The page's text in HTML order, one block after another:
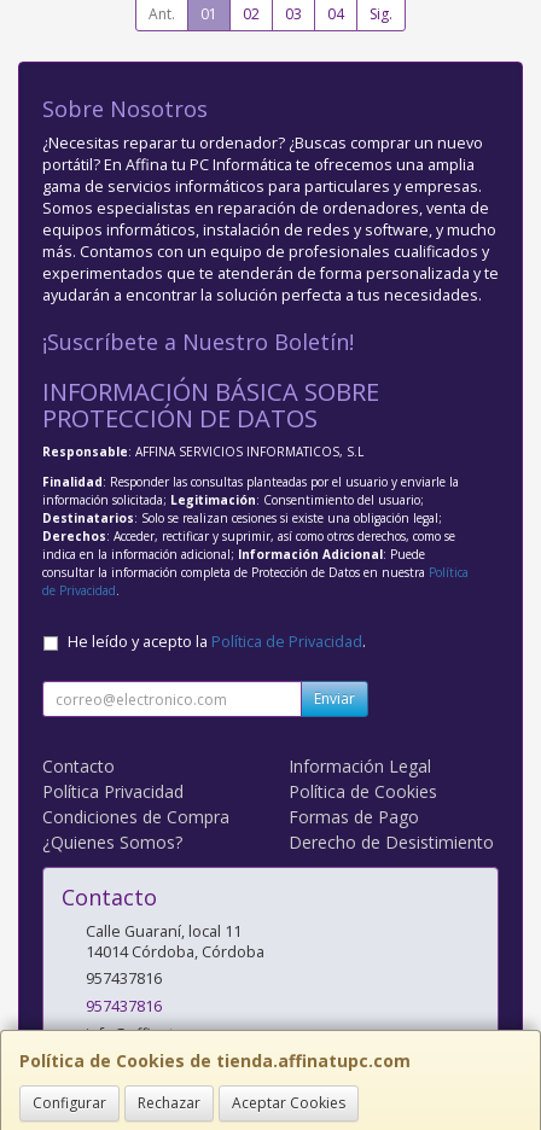
Ant. 01 02 03 04 Sig.
Política de Cookies de tienda.affinatupc.com
Configurar Rechazar Aceptar Cookies
Sobre Nosotros
¿Necesitas reparar tu ordenador? ¿Buscas comprar un nuevo
portátil? En Affina tu PC Informática te ofrecemos una amplia
gama de servicios informáticos para particulares y empresas.
Somos especialistas en reparación de ordenadores, venta de
equipos informáticos, instalación de redes y software, y mucho
más. Contamos con un equipo de profesionales cualificados y
experimentados que te atenderán de forma personalizada y te
ayudarán a encontrar la solución perfecta a tus necesidades.
¡Suscríbete a Nuestro Boletín!
INFORMACIÓN BÁSICA SOBRE
PROTECCIÓN DE DATOS
Responsable: AFFINA SERVICIOS INFORMATICOS, S.L
Finalidad: Responder las consultas planteadas por el usuario y enviarle la
información solicitada; Legitimación: Consentimiento del usuario;
Destinatarios: Solo se realizan cesiones si existe una obligación legal;
Derechos: Acceder, rectificar y suprimir, así como otros derechos, como se
indica en la información adicional; Información Adicional: Puede
consultar la información completa de Protección de Datos en nuestra Política
de Privacidad.
He leído y acepto la Política de Privacidad.
Enviar
Contacto
Información Legal
Política Privacidad
Política de Cookies
Condiciones de Compra
Formas de Pago
¿Quienes Somos?
Derecho de Desistimiento
Contacto
Calle Guaraní, local 11
14014 Córdoba, Córdoba
957437816
957437816
info@affinatupc.com
Horario